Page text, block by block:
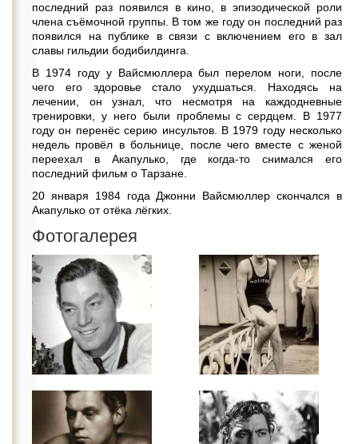
последний раз появился в кино, в эпизодической роли
члена съёмочной группы. В том же году он последний раз
появился на публике в связи с включением его в зал
славы гильдии бодибилдинга.
В 1974 году у Вайсмюллера был перелом ноги, после
чего его здоровье стало ухудшаться. Находясь на
лечении, он узнал, что несмотря на каждодневные
тренировки, у него были проблемы с сердцем. В 1977
году он перенёс серию инсультов. В 1979 году несколько
недель провёл в больнице, после чего вместе с женой
переехал в Акапулько, где когда-то снимался его
последний фильм о Тарзане.
20 января 1984 года Джонни Вайсмюллер скончался в
Акапулько от отёка лёгких.
Фотогалерея